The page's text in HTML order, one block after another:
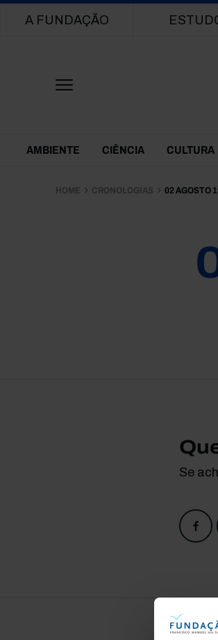
Main navigation
A FUNDAÇÃO
Themes Menu
AMBIENTE CIÊNCIA CULTURA
HOME CRONOLOGIAS 02 AGOSTO
Se